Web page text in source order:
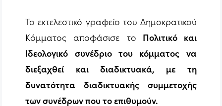
Το εκτελεστικό γραφείο του Δημοκρατικού
Κόμματος αποφάσισε το Πολιτικό και
Ιδεολογικό συνέδριο του κόμματος να
διεξαχθεί και διαδικτυακά, με τη
δυνατότητα διαδικτυακής συμμετοχής
των συνέδρων που το επιθυμούν.